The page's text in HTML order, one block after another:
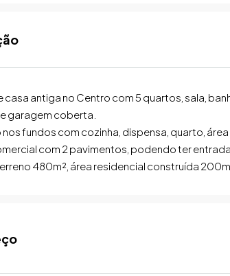
casa antiga no Centro com 5 quartos, sala,
garagem coberta.
fundos com cozinha, dispensa, quarto,
com 2 pavimentos, podendo ter
480m², área residencial construída